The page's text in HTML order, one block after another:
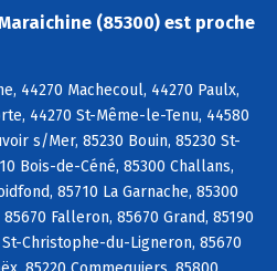
(85300) est proche
44270 Machecoul, 44270 Paulx,
44270 St-Même-le-Tenu, 44580
s/Mer, 85230 Bouin, 85230 St-
Bois-de-Céné, 85300 Challans,
85710 La Garnache, 85300
Falleron, 85670 Grand, 85190
Christophe-du-Ligneron, 85670